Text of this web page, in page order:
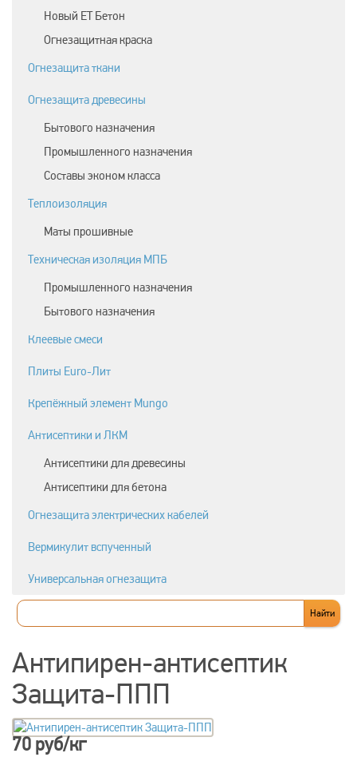
Новый ЕТ Бетон
Огнезащитная краска
Огнезащита ткани
Огнезащита древесины
Бытового назначения
Промышленного назначения
Составы эконом класса
Теплоизоляция
Маты прошивные
Техническая изоляция МПБ
Промышленного назначения
Бытового назначения
Клеевые смеси
Плиты Euro-Лит
Крепёжный элемент Mungo
Антисептики и ЛКМ
Антисептики для древесины
Антисептики для бетона
Огнезащита электрических кабелей
Вермикулит вспученный
Универсальная огнезащита
Антипирен-антисептик
Защита-ППП
70 руб/кг